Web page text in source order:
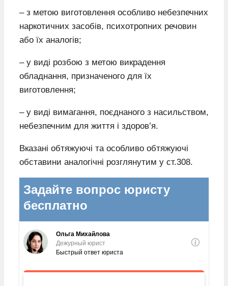
– з метою виготовлення особливо небезпечних
наркотичних засобів, психотропних речовин
або їх аналогів;
– у виді розбою з метою викрадення
обладнання, призначеного для їх
виготовлення;
– у виді вимагання, поєднаного з насильством,
небезпечним для життя i здоров’я.
Вказані обтяжуючі та особливо обтяжуючі
обставини аналогічні розглянутим у ст.308.